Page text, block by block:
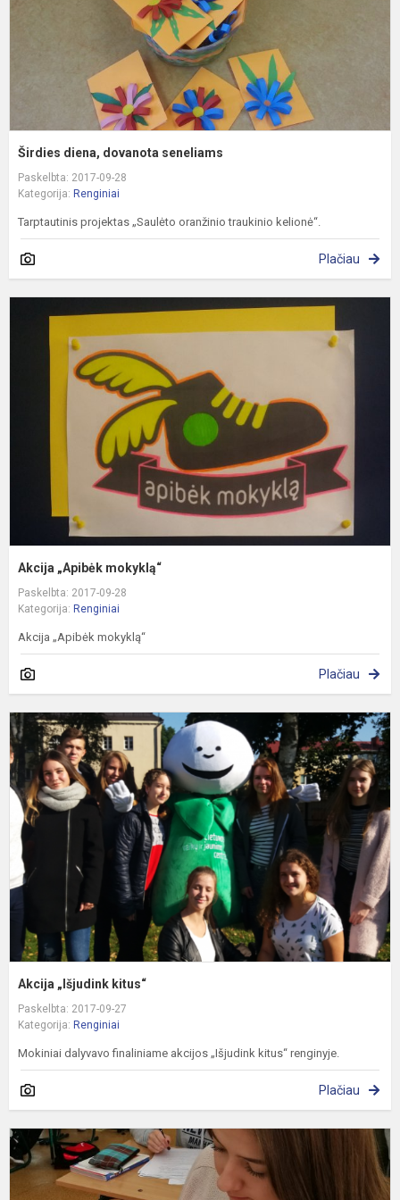
Širdies diena, dovanota seneliams
Paskelbta: 2017-09-28
Kategorija: Renginiai
Tarptautinis projektas „Saulėto oranžinio traukinio kelionė“.
Plačiau
Akcija „Apibėk mokyklą“
Paskelbta: 2017-09-28
Kategorija: Renginiai
Akcija „Apibėk mokyklą“
Plačiau
Akcija „Išjudink kitus“
Paskelbta: 2017-09-27
Kategorija: Renginiai
Mokiniai dalyvavo finaliniame akcijos „Išjudink kitus“ renginyje.
Plačiau